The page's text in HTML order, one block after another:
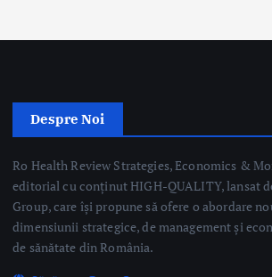
dimensiunii strategice, de management și
Trimite email
Linkuri Utile